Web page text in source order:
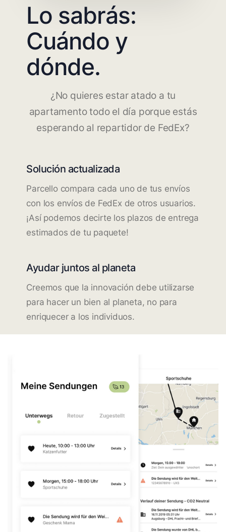
Lo sabrás:
Cuándo y
dónde.
¿No quieres estar atado a tu
apartamento todo el día porque estás
esperando al repartidor de FedEx?
Solución actualizada
Parcello compara cada uno de tus envíos
con los envíos de FedEx de otros usuarios.
¡Así podemos decirte los plazos de entrega
estimados de tu paquete!
Ayudar juntos al planeta
Creemos que la innovación debe utilizarse
para hacer un bien al planeta, no para
enriquecer a los individuos.